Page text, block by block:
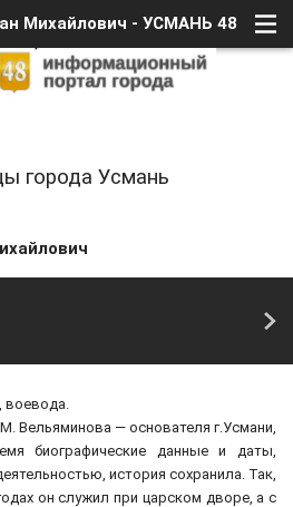
Михайлович - УСМАНЬ 48
города Усмань
воевода.
Вельяминова — основателя г.Усмани,
биографические данные и даты,
история сохранила. Так,
он служил при царском дворе, а с